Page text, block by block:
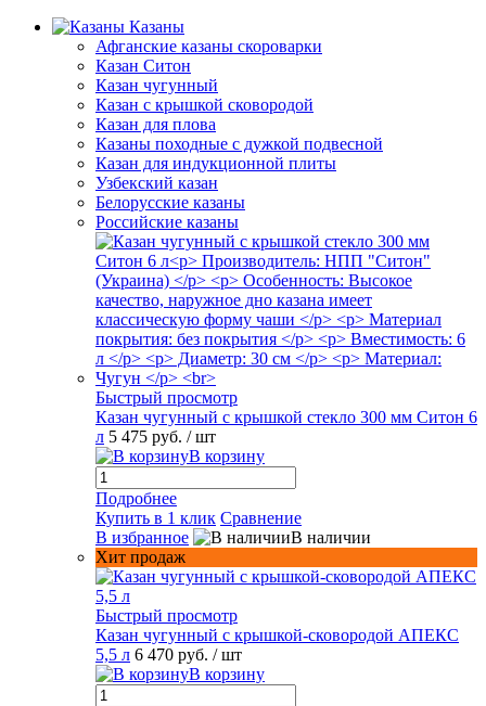
Казаны
Афганские казаны скороварки
Казан Ситон
Казан чугунный
Казан с крышкой сковородой
Казан для плова
Казаны походные с дужкой подвесной
Казан для индукционной плиты
Узбекский казан
Белорусские казаны
Российские казаны
Быстрый просмотр
Казан чугунный с крышкой стекло 300 мм Ситон 6
л 5 475 руб. / шт
В корзину
Подробнее
Купить в 1 клик Сравнение
В избранное
В наличии
Хит продаж
Быстрый просмотр
Казан чугунный с крышкой-сковородой АПЕКС
5,5 л 6 470 руб. / шт
В корзину